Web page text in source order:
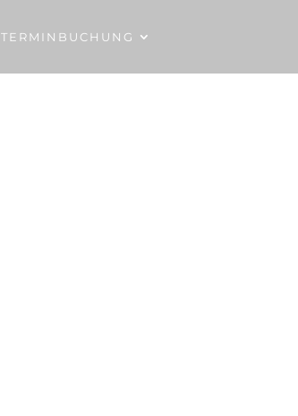
TERMINBUCHUNG